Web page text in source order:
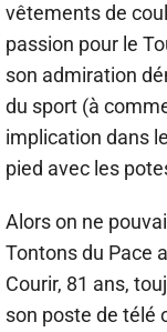
vêtements de
passion pour le
son admiration
du sport (à
implication dans
pied avec les
Alors on ne
Tontons du Pace
Courir, 81 ans,
son poste de télé